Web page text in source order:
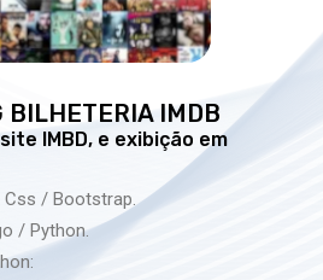
BILHETERIA IMDB
IMBD, e exibição em
Css / Bootstrap.
/ Python.